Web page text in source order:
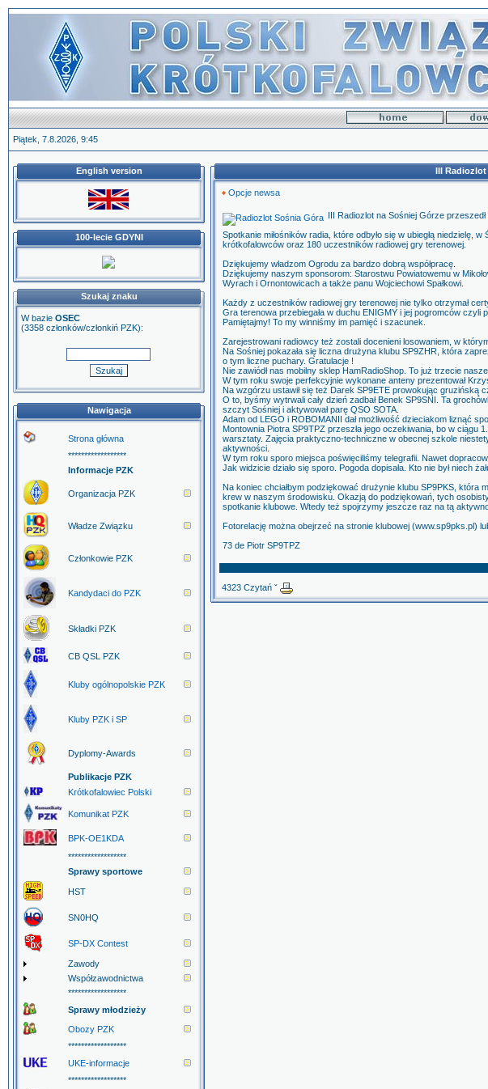
Piątek, 7.8.2026, 9:45
English version
100-lecie GDYNI
Szukaj znaku
W bazie OSEC
(3358 członków/członkiń PZK):
Nawigacja
Strona główna
******************
Informacje PZK
Organizacja PZK
Władze Związku
Członkowie PZK
Kandydaci do PZK
Składki PZK
CB QSL PZK
Kluby ogólnopolskie PZK
Kluby PZK i SP
Dyplomy-Awards
Publikacje PZK
Krótkofalowiec Polski
Komunikat PZK
BPK-OE1KDA
******************
Sprawy sportowe
HST
SN0HQ
SP-DX Contest
Zawody
Współzawodnictwa
******************
Sprawy młodzieży
Obozy PZK
******************
UKE-informacje
******************
III
Opcje newsa
III Radiozlot na Sośniej Górze przeszedł
Spotkanie miłośników radia, które odbyło się w ubiegłą niedzielę,
krótkofalowców oraz 180 uczestników radiowej gry terenowej.
Dziękujemy władzom Ogrodu za bardzo dobrą współpracę.
Dziękujemy naszym sponsorom: Starostwu Powiatowemu w
Wyrach i Ornontowicach a także panu Wojciechowi Spałkowi.
Każdy z uczestników radiowej gry terenowej nie tylko otrzymał
Gra terenowa przebiegała w duchu ENIGMY i jej pogromców
Pamiętajmy! To my winniśmy im pamięć i szacunek.
Zarejestrowani radiowcy też zostali docenieni losowaniem, w
Na Sośniej pokazała się liczna drużyna klubu SP9ZHR, która
o tym liczne puchary. Gratulacje !
Nie zawiódł nas mobilny sklep HamRadioShop. To już trzecie
W tym roku swoje perfekcyjnie wykonane anteny prezentował
Na wzgórzu ustawił się też Darek SP9ETE prowokując gruzińską
O to, byśmy wytrwali cały dzień zadbał Benek SP9SNI. Ta
szczyt Sośniej i aktywował parę QSO SOTA.
Adam od LEGO i ROBOMANII dał możliwość dzieciakom liznąć
Montownia Piotra SP9TPZ przeszła jego oczekiwania, bo w ciągu
warsztaty. Zajęcia praktyczno-techniczne w obecnej szkole
aktywności.
W tym roku sporo miejsca poświęciliśmy telegrafii. Nawet
Jak widzicie działo się sporo. Pogoda dopisała. Kto nie był niech
Na koniec chciałbym podziękować drużynie klubu SP9PKS, która
krew w naszym środowisku. Okazją do podziękowań, tych
spotkanie klubowe. Wtedy też spojrzymy jeszcze raz na tą
Fotorelację można obejrzeć na stronie klubowej (www.sp9pks.pl)
73 de Piotr SP9TPZ
4323 Czytań ˇ